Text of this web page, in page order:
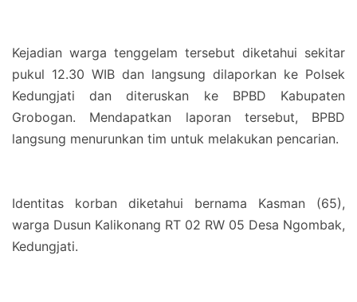
Kejadian warga tenggelam tersebut diketahui sekitar
pukul 12.30 WIB dan langsung dilaporkan ke Polsek
Kedungjati dan diteruskan ke BPBD Kabupaten
Grobogan. Mendapatkan laporan tersebut, BPBD
langsung menurunkan tim untuk melakukan pencarian.
Identitas korban diketahui bernama Kasman (65),
warga Dusun Kalikonang RT 02 RW 05 Desa Ngombak,
Kedungjati.